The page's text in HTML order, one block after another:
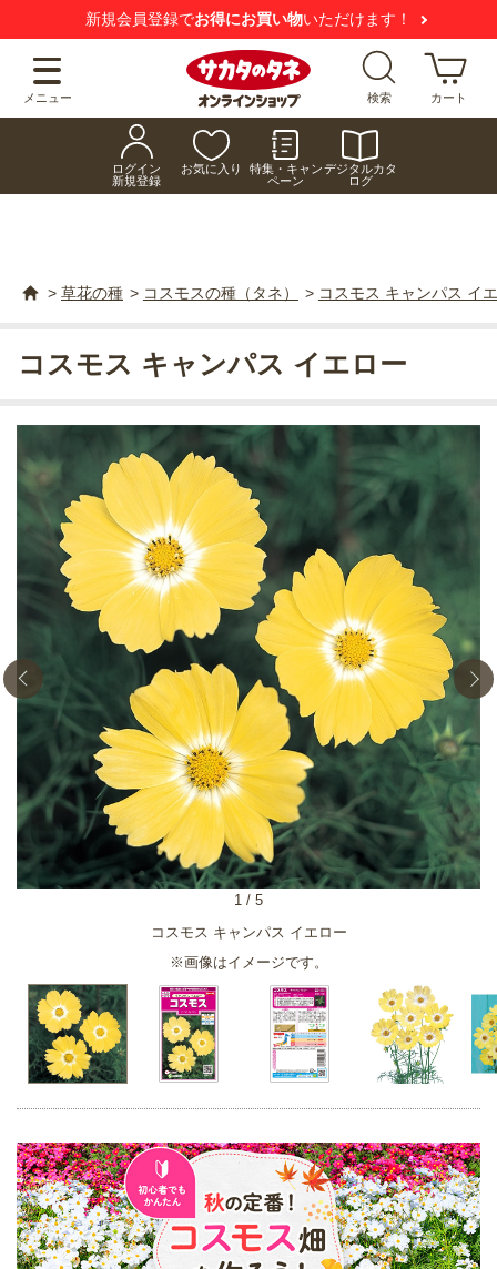
新規会員登録でお得にお買い物いただけます！
メニュー 検索 カート
ログイン
新規登録
お気に入り
特集・キャン
ペーン
デジタルカタ
ログ
> 草花の種 > コスモスの種（タネ） > コスモス キャンパス イ
コスモス キャンパス イエロー
※画像はイメージです。
1 / 5
コスモス キャンパス イエロー